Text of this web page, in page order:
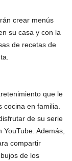
crear menús
su casa y con la
de recetas de
que le
en familia.
de su serie
Además,
compartir
de los